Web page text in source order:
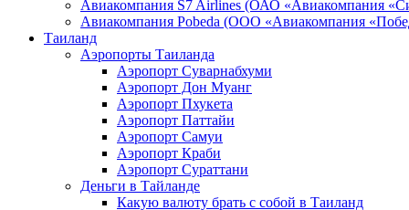
Авиакомпания S7 Airlines (ОАО «Авиакомпания
Авиакомпания Pobeda (ООО «Авиакомпания
Таиланд
Аэропорты Таиланда
Аэропорт Суварнабхуми
Аэропорт Дон Муанг
Аэропорт Пхукета
Аэропорт Паттайи
Аэропорт Самуи
Аэропорт Краби
Аэропорт Сураттани
Деньги в Тайланде
Какую валюту брать с собой в Таиланд